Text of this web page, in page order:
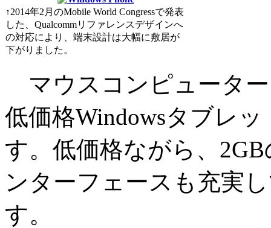
↑2014年2月のMobile World Congressで発表
した、Qualcommリファレンスデザインへ
の対応により、端末設計は大幅に敷居が
下がりました。
マウスコンピュータ
低価格Windowsタブレ
す。低価格ながら、
ンターフェースも充実
す。